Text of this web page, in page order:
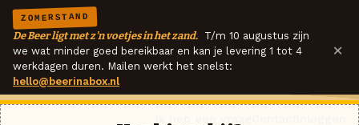
ZOMERSTAND
De Beer ligt met z'n voetjes in het zand. T/m 10 augustus zijn
we wat minder goed bereikbaar en kan je levering 1 tot 4
werkdagen duren. Mailen werkt het snelst:
hello@beerinabox.nl
×